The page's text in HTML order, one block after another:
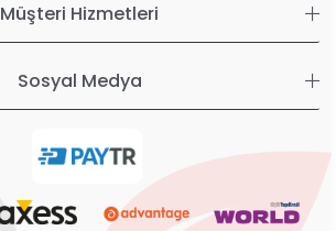
Müşteri Hizmetleri
Sosyal Medya